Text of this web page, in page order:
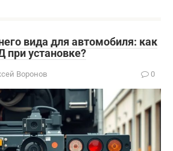
вида для автомобиля: как
установке?
Воронов 0